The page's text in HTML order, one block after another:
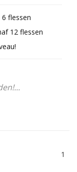
flessen
12 flessen
1